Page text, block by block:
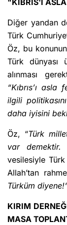
"KIBRIS'I
Diğer yandan
Türk
Öz, bu
Türk dünyası
alınması
“Kıbrıs’ı
ilgili
daha iyisini
Öz, “Türk
var demektir.
vesilesiyle
Allah’tan
Türküm
KIRIM
MASA